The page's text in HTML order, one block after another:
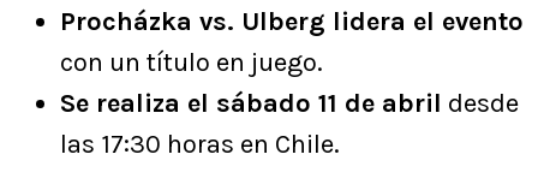
Procházka vs. Ulberg lidera el evento
con un título en juego.
Se realiza el sábado 11 de abril desde
las 17:30 horas en Chile.